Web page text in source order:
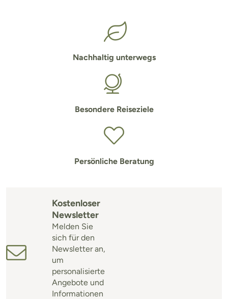
Nachhaltig unterwegs
Besondere Reiseziele
Persönliche Beratung
Kostenloser
Newsletter
Melden Sie
sich für den
Newsletter an,
um
personalisierte
Angebote und
Informationen